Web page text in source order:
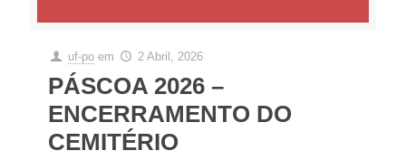
uf-po em 2 Abril, 2026
PÁSCOA 2026 –
ENCERRAMENTO DO
CEMITÉRIO